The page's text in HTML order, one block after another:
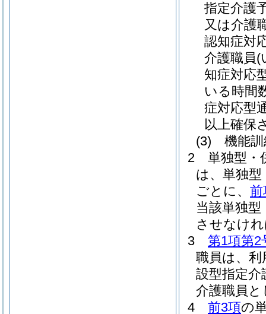
指定介護
又は介護
認知症対
介護職員(
知症対応
いる時間
症対応型
以上確保
(3)
機能
2
単独型・
は、単独型
ごとに、 前
当該単独
させなけ
3
第1項第2
職員は、
設型指定介
介護職員
4
前3項の